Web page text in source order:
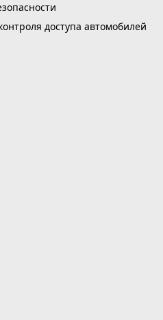
доступа автомобилей